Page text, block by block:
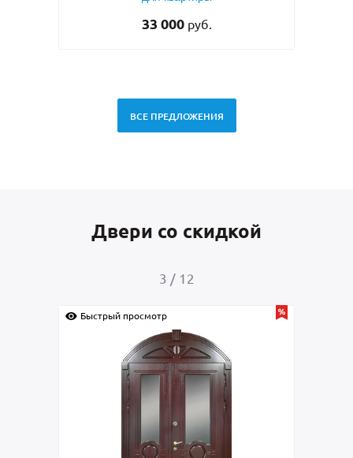
45 000 руб.
ВСЕ ПРЕДЛОЖЕНИЯ
Двери со скидкой
4 / 12
Быстрый просмотр